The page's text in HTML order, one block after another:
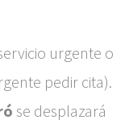
urgente o
pedir cita).
se desplazará